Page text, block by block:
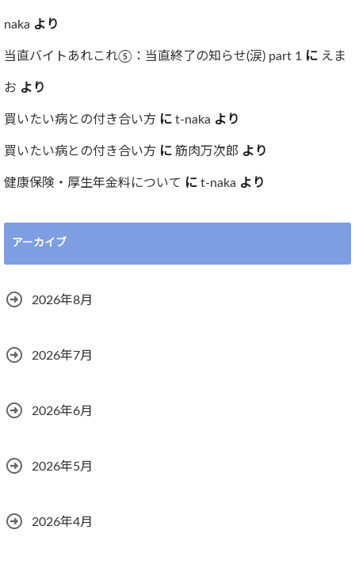
naka より
当直バイトあれこれ⑤：当直終了の知らせ(涙) part 1 に えま
お より
買いたい病との付き合い方 に t-naka より
買いたい病との付き合い方 に 筋肉万次郎 より
健康保険・厚生年金料について に t-naka より
アーカイブ
2026年8月
2026年7月
2026年6月
2026年5月
2026年4月